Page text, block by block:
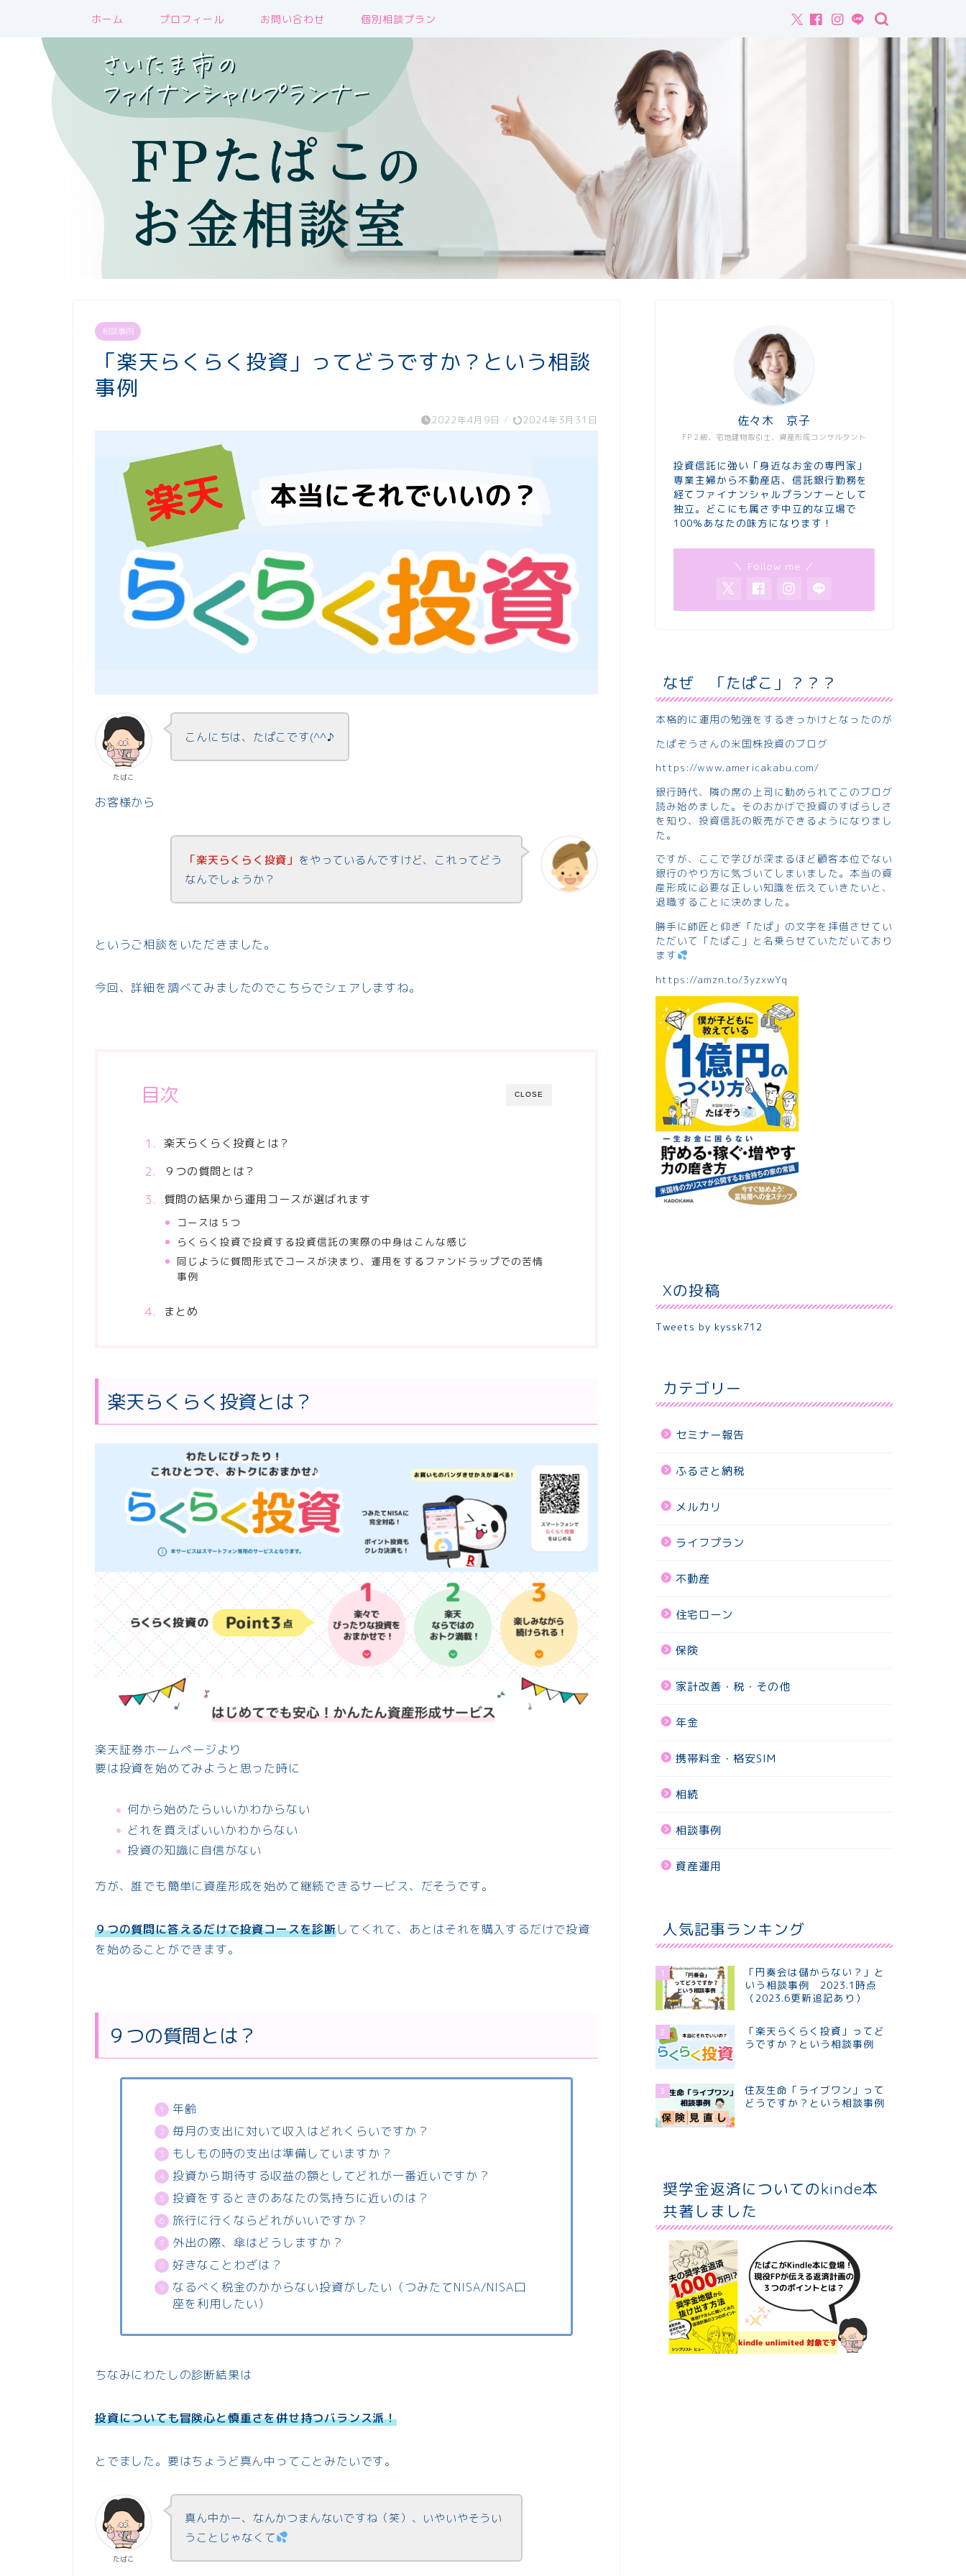
ホーム プロフィール お問い合わせ 個別相談プラン
相談事例
「楽天らくらく投資」ってどうですか？という相談
事例
2022年4月9日 / 2024年3月31日
たぱこ
こんにちは、たぱこです(^^♪
お客様から
「楽天らくらく投資」 をやっているんですけど、これってどう
なんでしょうか？
というご相談をいただきました。
今回、詳細を調べてみましたのでこちらでシェアしますね。
CLOSE
目次
楽天らくらく投資とは？
９つの質問とは？
質問の結果から運用コースが選ばれます
コースは５つ
らくらく投資で投資する投資信託の実際の中身はこんな感じ
同じように質問形式でコースが決まり、運用をするファンドラップでの苦情
事例
まとめ
楽天らくらく投資とは？
楽天証券ホームページより
要は投資を始めてみようと思った時に
何から始めたらいいかわからない
どれを買えばいいかわからない
投資の知識に自信がない
方が、誰でも簡単に資産形成を始めて継続できるサービス、だそうです。
９つの質問に答えるだけで投資コースを診断してくれて、あとはそれを購入するだけで投資
を始めることができます。
９つの質問とは？
年齢
毎月の支出に対いて収入はどれくらいですか？
もしもの時の支出は準備していますか？
投資から期待する収益の額としてどれが一番近いですか？
投資をするときのあなたの気持ちに近いのは？
旅行に行くならどれがいいですか？
外出の際、傘はどうしますか？
好きなことわざは？
なるべく税金のかからない投資がしたい（つみたてNISA/NISA口
座を利用したい）
ちなみにわたしの診断結果は
投資についても冒険心と慎重さを併せ持つバランス派！
とでました。要はちょうど真ん中ってことみたいです。
たぱこ
真ん中かー、なんかつまんないですね（笑）、いやいやそうい
うことじゃなくて
FP２級、宅地建物取引士、資産形成コンサルタント
佐々木 京子
投資信託に強い「身近なお金の専門家」
専業主婦から不動産店、信託銀行勤務を
経てファイナンシャルプランナーとして
独立。どこにも属さず中立的な立場で
100％あなたの味方になります！
＼ Follow me ／
なぜ 「たぱこ」？？？
本格的に運用の勉強をするきっかけとなったのが
たぱぞうさんの米国株投資のブログ
https://www.americakabu.com/
銀行時代、隣の席の上司に勧められてこのブログ
読み始めました。そのおかげで投資のすばらしさ
を知り、投資信託の販売ができるようになりまし
た。
ですが、ここで学びが深まるほど顧客本位でない
銀行のやり方に気づいてしまいました。本当の資
産形成に必要な正しい知識を伝えていきたいと、
退職することに決めました。
勝手に師匠と仰ぎ「たぱ」の文字を拝借させてい
ただいて「たぱこ」と名乗らせていただいており
ます
https://amzn.to/3yzxwYq
Xの投稿
Tweets by kyssk712
カテゴリー
セミナー報告
ふるさと納税
メルカリ
ライフプラン
不動産
住宅ローン
保険
家計改善・税・その他
年金
携帯料金・格安SIM
相続
相談事例
資産運用
人気記事ランキング
1
「円奏会は儲からない？」と
いう相談事例 2023.1時点
（2023.6更新追記あり）
2
「楽天らくらく投資」ってど
うですか？という相談事例
3
住友生命「ライブワン」って
どうですか？という相談事例
奨学金返済についてのkinde本
共著しました